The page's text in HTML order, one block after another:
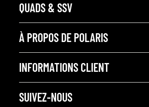
QUADS & SSV
À PROPOS DE POLARIS
INFORMATIONS CLIENT
SUIVEZ-NOUS